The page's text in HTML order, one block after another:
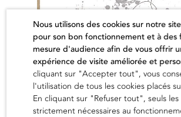
Nous utilisons des cookies sur notre
pour son bon fonctionnement et à des
mesure d'audience afin de vous offrir
expérience de visite améliorée et
cliquant sur "Accepter tout", vous
l'utilisation de tous les cookies placés
En cliquant sur "Refuser tout", seuls les
strictement nécessaires au